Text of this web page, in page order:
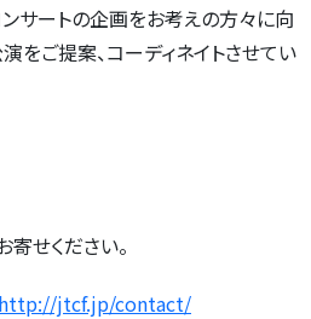
サートの企画をお考えの方々に向
をご提案、コーディネイトさせてい
せください。
http://jtcf.jp/contact/